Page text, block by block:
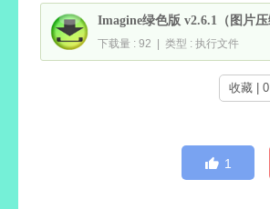
下载量 : 92 | 类型 : 执行文件
收藏 | 0
1